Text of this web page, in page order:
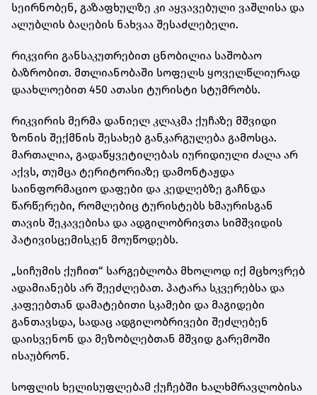
სეირნობენ, გაზაფხულზე კი აყვავებული ვაშლისა და
ალუბლის ბაღების ნახვაა შესაძლებელი.
რიკვირი განსაკუთრებით ცნობილია საშობაო
ბაზრობით. მთლიანობაში სოფელს ყოველწლიურად
დაახლოებით 450 ათასი ტურისტი სტუმრობს.
რიკვირის მერმა დანიელ კლაკმა ქუჩაზე მშვიდი
ზონის შექმნის შესახებ განკარგულება გამოსცა.
მართალია, გადაწყვეტილებას იურიდიული ძალა არ
აქვს, თუმცა ტერიტორიაზე დამონტაჟდა
საინფორმაციო დაფები და კედლებზე გაჩნდა
წარწერები, რომლებიც ტურისტებს ხმაურისგან
თავის შეკავებისა და ადგილობრივთა სიმშვიდის
პატივისცემისკენ მოუწოდებს.
„სიჩუმის ქუჩით“ სარგებლობა მხოლოდ იქ მცხოვრებ
ადამიანებს არ შეეძლებათ. პატარა სკვერებსა და
კაფეებთან დამატებითი სკამები და მაგიდები
განთავსდა, სადაც ადგილობრივები შეძლებენ
დაისვენონ და მეზობლებთან მშვიდ გარემოში
ისაუბრონ.
სოფლის ხელისუფლებამ ქუჩებში ხალხმრავლობისა